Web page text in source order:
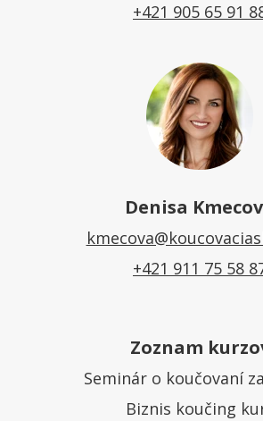
+421 905 65 91
Denisa
+421 911 75 58
Zoznam
Seminár o koučovaní
Biznis koučing